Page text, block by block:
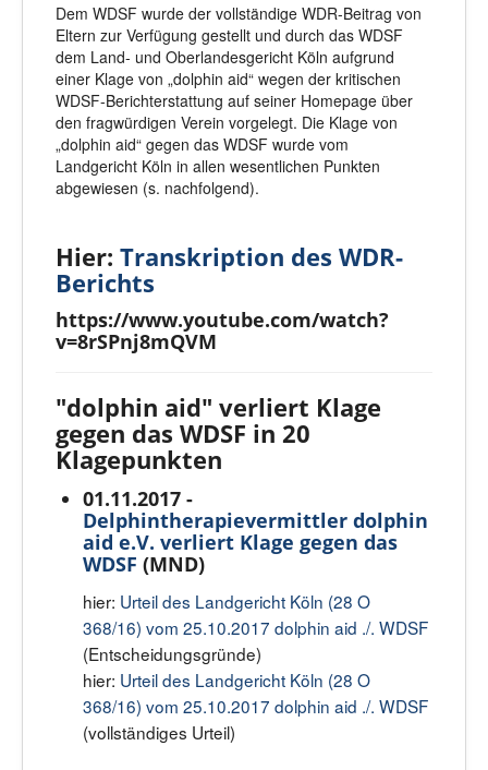
Dem WDSF wurde der vollständige WDR-Beitrag von
Eltern zur Verfügung gestellt und durch das WDSF
dem Land- und Oberlandesgericht Köln aufgrund
einer Klage von „dolphin aid“ wegen der kritischen
WDSF-Berichterstattung auf seiner Homepage über
den fragwürdigen Verein vorgelegt. Die Klage von
„dolphin aid“ gegen das WDSF wurde vom
Landgericht Köln in allen wesentlichen Punkten
abgewiesen (s. nachfolgend).
Hier: Transkription des WDR-
Berichts
https://www.youtube.com/watch?
v=8rSPnj8mQVM
"dolphin aid" verliert Klage
gegen das WDSF in 20
Klagepunkten
01.11.2017 -
Delphintherapievermittler dolphin
aid e.V. verliert Klage gegen das
WDSF (MND)
hier: Urteil des Landgericht Köln (28 O
368/16) vom 25.10.2017 dolphin aid ./. WDSF
(Entscheidungsgründe)
hier: Urteil des Landgericht Köln (28 O
368/16) vom 25.10.2017 dolphin aid ./. WDSF
(vollständiges Urteil)